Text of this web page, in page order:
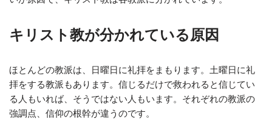
キリスト教が分かれている原因
ほとんどの教派は、日曜日に礼拝をまもります。土曜日に礼
拝をする教派もあります。信じるだけで救われると信じてい
る人もいれば、そうではない人もいます。それぞれの教派の
強調点、信仰の根幹が違うのです。